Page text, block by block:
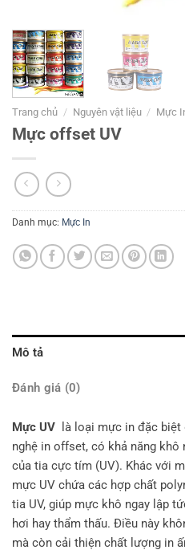
Trang chủ / Nguyên vật liệu / Mực
Mực offset UV
Danh mục: Mực In
Mô tả
Đánh giá (0)
Mực UV là loại mực in đặc
nghệ in offset, có khả năng
của tia cực tím (UV). Khác với
mực UV chứa các hợp chất
tia UV, giúp mực khô ngay lập
hơi hay thẩm thấu. Điều này
mà còn cải thiện chất lượng in